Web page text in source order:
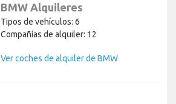
BMW Alquileres
Tipos de vehículos: 6
Compañías de alquiler: 12
Ver coches de alquiler de BMW